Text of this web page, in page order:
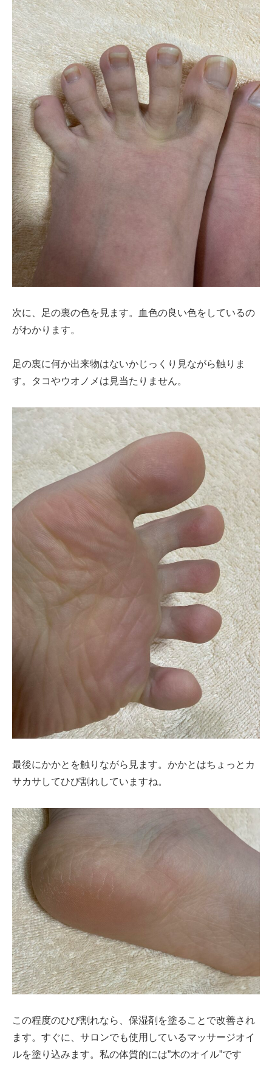
次に、足の裏の色を見ます。血色の良い色をしているの
がわかります。
足の裏に何か出来物はないかじっくり見ながら触りま
す。タコやウオノメは見当たりません。
最後にかかとを触りながら見ます。かかとはちょっとカ
サカサしてひび割れしていますね。
この程度のひび割れなら、保湿剤を塗ることで改善され
ます。すぐに、サロンでも使用しているマッサージオイ
ルを塗り込みます。私の体質的には”木のオイル”です